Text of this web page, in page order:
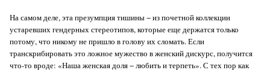
На самом деле, эта презумпция тишины − из почетной коллекции
устаревших гендерных стереотипов, которые еще держатся только
потому, что никому не пришло в голову их сломать. Если
транскрибировать это ложное мужество в женский дискурс, получится
что-то вроде: «Наша женская доля − любить и терпеть». С тех пор как